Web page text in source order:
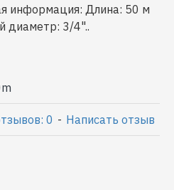
информация: Длина: 50 м
диаметр: 3/4"..
0 - Написать отзыв